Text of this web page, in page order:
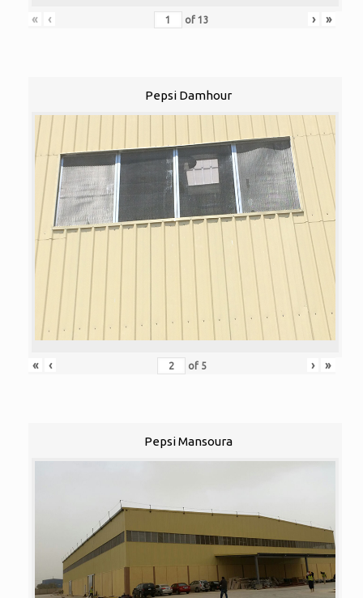
« ‹ of 13 › »
Pepsi Damhour
« ‹ of 5 › »
Pepsi Mansoura